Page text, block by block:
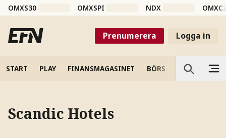
OMXS30 OMXSPI NDX
Prenumerera Logga in
START PLAY FINANSMAGASINET BÖRS VETENSKAP
Scandic Hotels